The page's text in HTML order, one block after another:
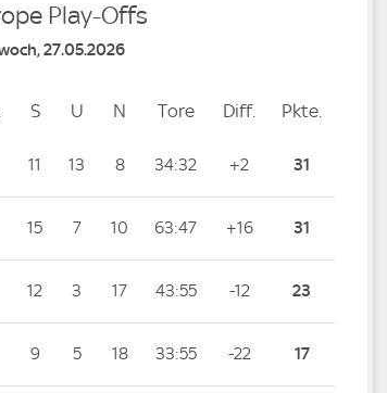
Play-Offs
27.05.2026
Spiele
SSiege
U Unentschieden
N Niederlagen
ToreToreDiff. Differenz
Pkte.
11 13 8 34:32 +2 31
15 7 10 63:47 +16 31
12 3 17 43:55 -12 23
9 5 18 33:55 -22 17